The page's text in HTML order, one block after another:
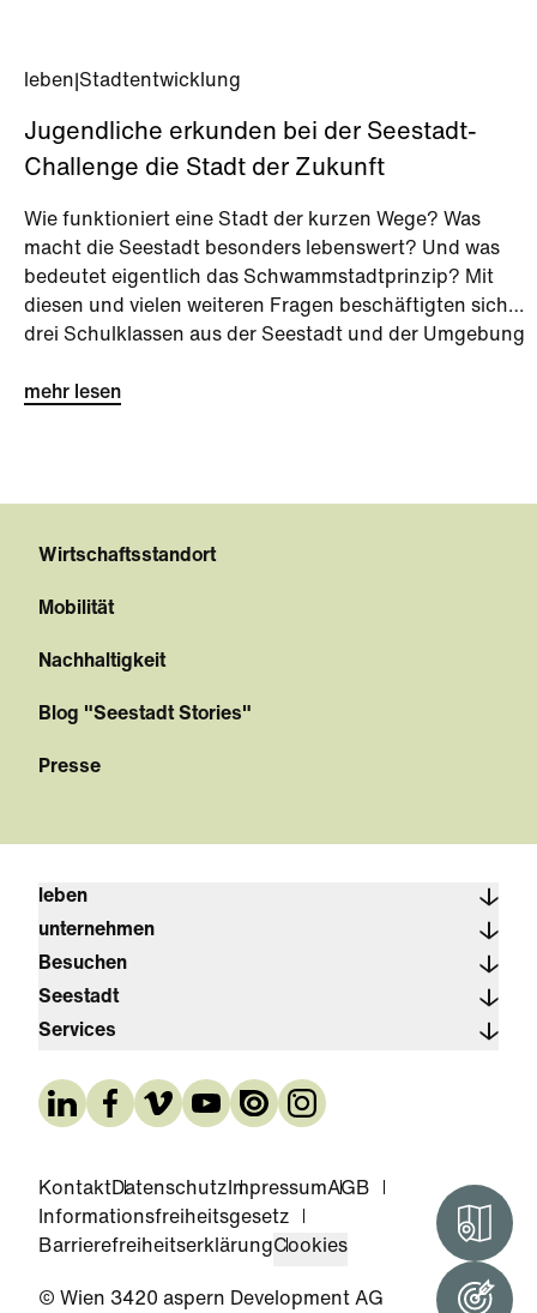
leben Stadtentwicklung
Jugendliche erkunden bei der Seestadt-
Challenge die Stadt der Zukunft
Wie funktioniert eine Stadt der kurzen Wege? Was
macht die Seestadt besonders lebenswert? Und was
bedeutet eigentlich das Schwammstadtprinzip? Mit
diesen und vielen weiteren Fragen beschäftigten sich
drei Schulklassen aus der Seestadt und der Umgebung
mehr lesen
Wirtschaftsstandort
Mobilität
Nachhaltigkeit
Blog "Seestadt Stories"
Presse
leben
unternehmen
Besuchen
Seestadt
Services
KontaktDatenschutz ImpressumAGB
Informationsfreiheitsgesetz
BarrierefreiheitserklärungCookies
© Wien 3420 aspern Development AG